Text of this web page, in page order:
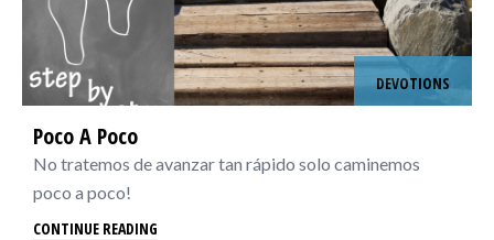
DEVOTIONS
Poco A Poco
No tratemos de avanzar tan rápido solo caminemos
poco a poco!
CONTINUE READING